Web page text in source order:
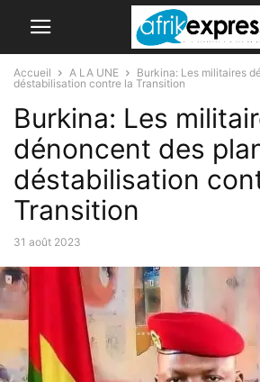
Accueil A LA UNE
Burkina: Les militaires
déstabilisation contre la Transition
Burkina: Les
dénoncent des
déstabilisation
Transition
31 août 2023